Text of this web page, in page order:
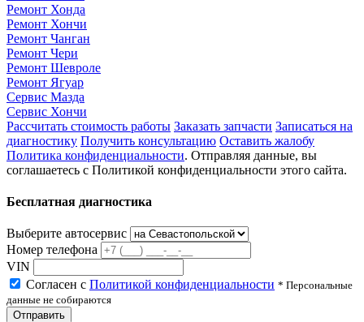
Ремонт Хонда
Ремонт Хончи
Ремонт Чанган
Ремонт Чери
Ремонт Шевроле
Ремонт Ягуар
Сервис Мазда
Сервис Хончи
Рассчитать стоимость работы Заказать запчасти Записаться на
диагностику Получить консультацию Оставить жалобу
Политика конфиденциальности. Отправляя данные, вы
соглашаетесь с Политикой конфиденциальности этого сайта.
Бесплатная диагностика
Выберите автосервис
Номер телефона
VIN
Согласен с Политикой конфиденциальности * Персональные
данные не собираются
Отправить